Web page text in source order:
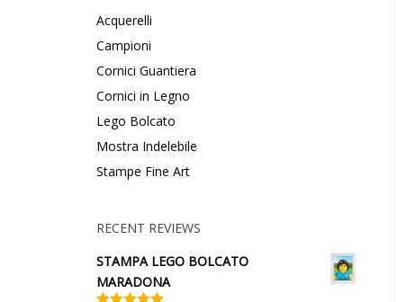
Acquerelli
Campioni
Cornici Guantiera
Cornici in Legno
Lego Bolcato
Mostra Indelebile
Stampe Fine Art
RECENT REVIEWS
STAMPA LEGO BOLCATO
MARADONA